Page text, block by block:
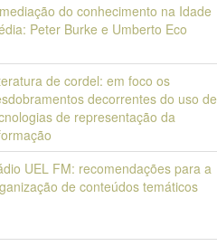
do conhecimento na Idade
Peter Burke e Umberto Eco
de cordel: em foco os
decorrentes do uso de
de representação da
UEL FM: recomendações para a
de conteúdos temáticos